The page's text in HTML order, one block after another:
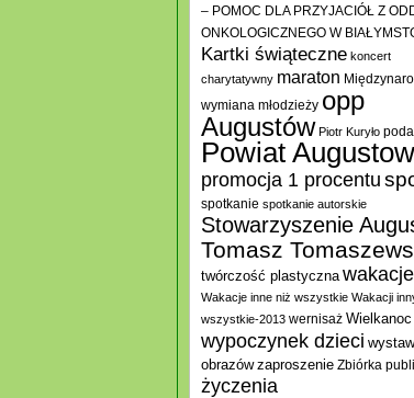
– POMOC DLA PRZYJACIÓŁ Z
ONKOLOGICZNEGO W
Kartki świąteczne koncert
charytatywny maraton
wymiana młodzieży opp
Augustów Piotr Kuryło
Powiat
promocja 1 procentu
spotkanie spotkanie autorskie
Stowarzyszenie
Tomasz
twórczość plastyczna wakacje
Wakacje inne niż wszystkie Wakacji
wszystkie-2013 wernisaż Wielkanoc
wypoczynek dzieci
obrazów zaproszenie Zbiórka
życzenia